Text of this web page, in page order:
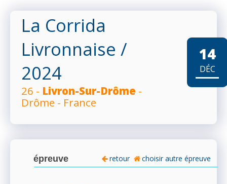
La Corrida
Livronnaise /
2024
26 - Livron-Sur-Drôme -
Drôme - France
14
DÉC
épreuve retour choisir autre épreuve